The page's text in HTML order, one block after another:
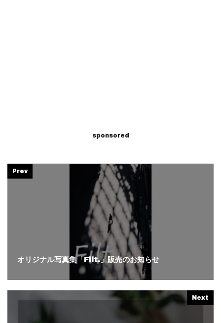
sponsored
Prev
オリジナル写真集「Filt.」販売のお知らせ
Next